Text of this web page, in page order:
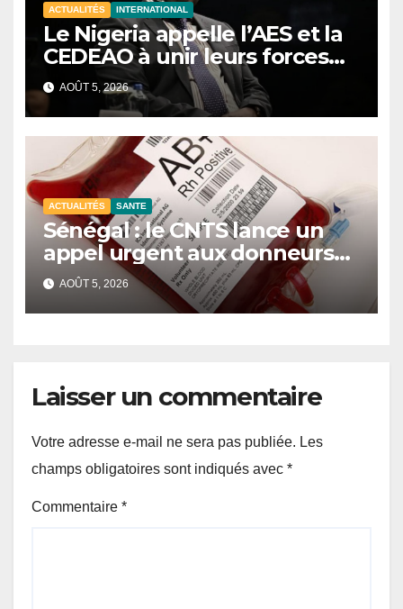
ACTUALITÉS INTERNATIONAL
Le Nigeria appelle l’AES et la
CEDEAO à unir leurs forces
contre le terrorisme
AOÛT 5, 2026
ACTUALITÉS SANTE
Sénégal : le CNTS lance un
appel urgent aux donneurs
face à une pénurie de sang.
AOÛT 5, 2026
Laisser un commentaire
Votre adresse e-mail ne sera pas publiée. Les
champs obligatoires sont indiqués avec *
Commentaire *